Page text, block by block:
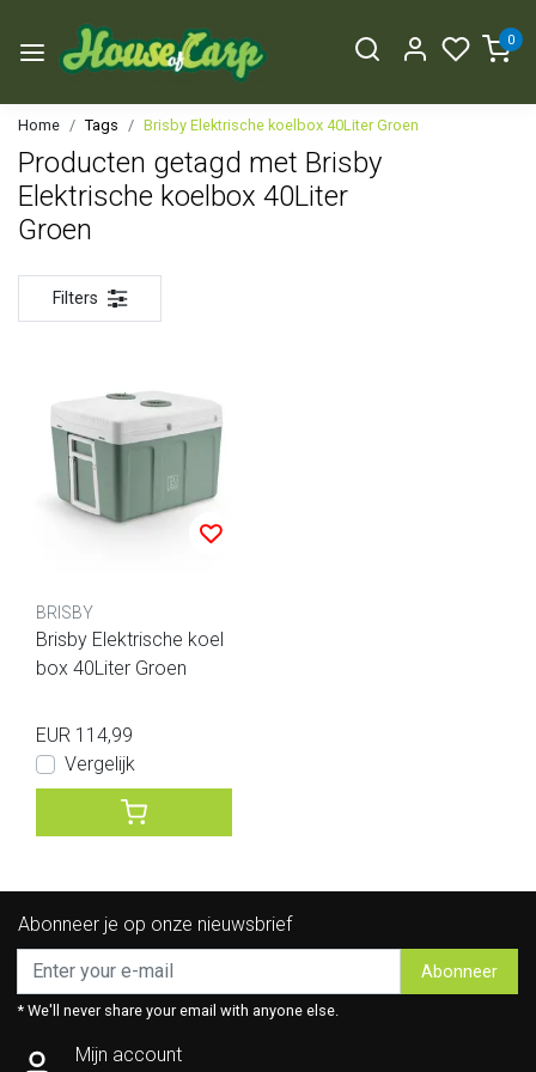
0
Home Tags Brisby Elektrische koelbox 40Liter Groen
Producten getagd met Brisby
Elektrische koelbox 40Liter
Groen
Filters
BRISBY
Brisby Elektrische koel
box 40Liter Groen
EUR 114,99
Vergelijk
Abonneer je op onze nieuwsbrief
Abonneer
* We'll never share your email with anyone else.
Mijn account